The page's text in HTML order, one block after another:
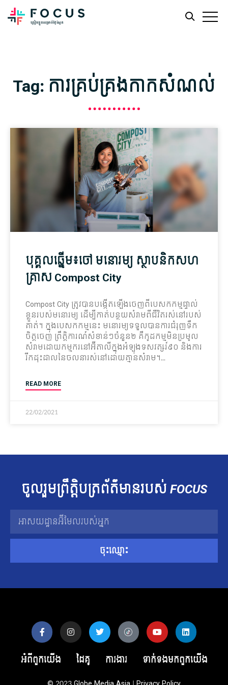
content
Tag: ការគ្រប់គ្រងកាកសំណល់
បុគ្គលឆ្នើម​៖ចៅ មនោរម្យ ស្ថាបនិក​សហ
គ្រាស Compost City​
Compost City ត្រូវ​បាន​បង្កើត​ឡើង​ចេញពី​បេសកកម្ម​ផ្ទាល់
ខ្លួន​របស់​មនោរម្យ ដើម្បី​កាត់បន្ថយ​សំរាម​ពី​ជីវិត​រស់នៅ​របស់​
គាត់។ ក្នុង​បេសកកម្ម​នេះ មនោរម្យ​ទទួល​បានការ​ជំរុញ​ទឹក
ចិត្ត​ចេញ ព្រឹត្តិ​ការណ៍​សំ​ខាន់​ៗចំនួន២ គឺ​កូដកម្ម​មិន​ប្រមូល​
សំរាម​ដោយ​កម្មករ​នៅ​អ៊ីតាលី​ក្នុង​អំឡុង​ទសវត្សរ៍៩០ និង​ការ​
រីក​ដុះដាល​នៃ​ចលនារស់នៅ​ដោយ​គ្មាន​សំរាម។
READ MORE
22/02/2021
ចូលរួម​ព្រឹត្តិបត្រ​ព័ត៌មាន​របស់​FOCUS
ចុះឈ្មោះ
អំពីពួកយើង ដៃគូ ការងារ ទាក់ទង​មក​ពួក​យើង